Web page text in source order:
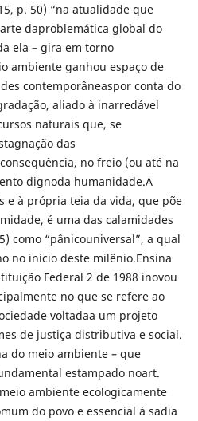
p. 50) “na atualidade que
daproblemática global do
ela – gira em torno
ambiente ganhou espaço de
contemporâneaspor conta do
aliado à inarredável
naturais que, se
das
no freio (ou até na
dignoda humanidade.A
e à própria teia da vida, que põe
é uma das calamidades
como “pânicouniversal”, a qual
no início deste milênio.Ensina
Federal 2 de 1988 inovou
no que se refere ao
voltadaa um projeto
de justiça distributiva e social.
do meio ambiente – que
estampado noart.
ambiente ecologicamente
do povo e essencial à sadia